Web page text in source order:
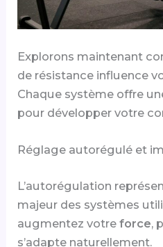
Explorons maintenant
de résistance influence
Chaque système offre
pour développer votre
Réglage autorégulé et
L’autorégulation
majeur des systèmes
augmentez votreforce,
s’adapte naturellement.